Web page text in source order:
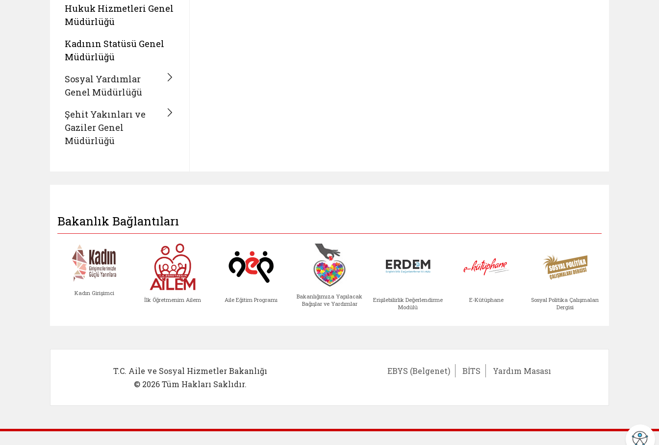
Hukuk Hizmetleri Genel
Müdürlüğü
Kadının Statüsü Genel
Müdürlüğü
Sosyal Yardımlar
Genel Müdürlüğü
Şehit Yakınları ve
Gaziler Genel
Müdürlüğü
Bakanlık Bağlantıları
Kadın Girişimci
İlk Öğretmenim Ailem Aile Eğitim Programı
Bakanlığımıza Yapılacak
Bağışlar ve Yardımlar
Erişilebilirlik Değerlendirme
Modülü
E-Kütüphane
Sosyal Politika Çalışmaları
Dergisi
T.C. Aile ve Sosyal Hizmetler Bakanlığı
© 2026 Tüm Hakları Saklıdır.
EBYS (Belgenet) BİTS Yardım Masası